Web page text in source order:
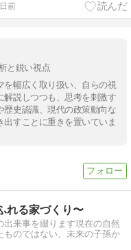
前
と鋭い視点
を幅広く取り扱い、自らの視
解説しつつも、思考を刺激す
歴史認識、現代の政策動向な
すことに重きを置いていま
れる家づくり〜
来事を綴ります現在の自然
のではない、未来の子孫か